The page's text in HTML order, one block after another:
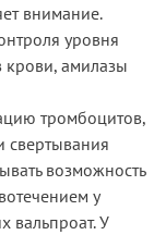
внимание.
уровня
крови, амилазы
тромбоцитов,
свертывания
возможность
у
вальпроат. У